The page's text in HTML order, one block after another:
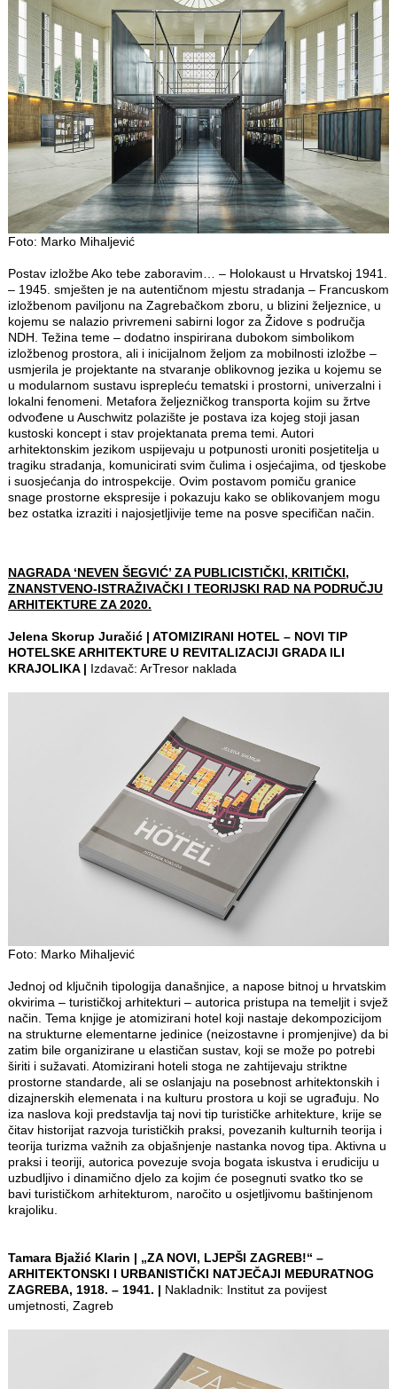
Foto: Marko Mihaljević
Postav izložbe Ako tebe zaboravim… – Holokaust u Hrvatskoj 1941.
– 1945. smješten je na autentičnom mjestu stradanja – Francuskom
izložbenom paviljonu na Zagrebačkom zboru, u blizini željeznice, u
kojemu se nalazio privremeni sabirni logor za Židove s područja
NDH. Težina teme – dodatno inspirirana dubokom simbolikom
izložbenog prostora, ali i inicijalnom željom za mobilnosti izložbe –
usmjerila je projektante na stvaranje oblikovnog jezika u kojemu se
u modularnom sustavu isprepleću tematski i prostorni, univerzalni i
lokalni fenomeni. Metafora željezničkog transporta kojim su žrtve
odvođene u Auschwitz polazište je postava iza kojeg stoji jasan
kustoski koncept i stav projektanata prema temi. Autori
arhitektonskim jezikom uspijevaju u potpunosti uroniti posjetitelja u
tragiku stradanja, komunicirati svim čulima i osjećajima, od tjeskobe
i suosjećanja do introspekcije. Ovim postavom pomiču granice
snage prostorne ekspresije i pokazuju kako se oblikovanjem mogu
bez ostatka izraziti i najosjetljivije teme na posve specifičan način.
NAGRADA ‘NEVEN ŠEGVIĆ’ ZA PUBLICISTIČKI, KRITIČKI,
ZNANSTVENO‐ISTRAŽIVAČKI I TEORIJSKI RAD NA PODRUČJU
ARHITEKTURE ZA 2020.
Jelena Skorup Juračić | ATOMIZIRANI HOTEL – NOVI TIP
HOTELSKE ARHITEKTURE U REVITALIZACIJI GRADA ILI
KRAJOLIKA | Izdavač: ArTresor naklada
Foto: Marko Mihaljević
Jednoj od ključnih tipologija današnjice, a napose bitnoj u hrvatskim
okvirima – turističkoj arhitekturi – autorica pristupa na temeljit i svjež
način. Tema knjige je atomizirani hotel koji nastaje dekompozicijom
na strukturne elementarne jedinice (neizostavne i promjenjive) da bi
zatim bile organizirane u elastičan sustav, koji se može po potrebi
širiti i sužavati. Atomizirani hoteli stoga ne zahtijevaju striktne
prostorne standarde, ali se oslanjaju na posebnost arhitektonskih i
dizajnerskih elemenata i na kulturu prostora u koji se ugrađuju. No
iza naslova koji predstavlja taj novi tip turističke arhitekture, krije se
čitav historijat razvoja turističkih praksi, povezanih kulturnih teorija i
teorija turizma važnih za objašnjenje nastanka novog tipa. Aktivna u
praksi i teoriji, autorica povezuje svoja bogata iskustva i erudiciju u
uzbudljivo i dinamično djelo za kojim će posegnuti svatko tko se
bavi turističkom arhitekturom, naročito u osjetljivomu baštinjenom
krajoliku.
Tamara Bjažić Klarin | „ZA NOVI, LJEPŠI ZAGREB!“ –
ARHITEKTONSKI I URBANISTIČKI NATJEČAJI MEĐURATNOG
ZAGREBA, 1918. – 1941. | Nakladnik: Institut za povijest
umjetnosti, Zagreb